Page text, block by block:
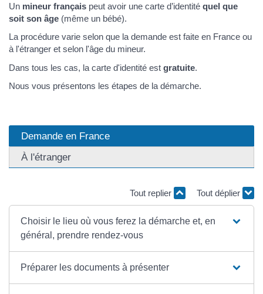
Un mineur français peut avoir une carte d’identité quel que
soit son âge (même un bébé).
La procédure varie selon que la demande est faite en France ou
à l'étranger et selon l'âge du mineur.
Dans tous les cas, la carte d'identité est gratuite.
Nous vous présentons les étapes de la démarche.
Demande en France
À l'étranger
Tout replier Tout déplier
Choisir le lieu où vous ferez la démarche et, en
général, prendre rendez-vous
Préparer les documents à présenter